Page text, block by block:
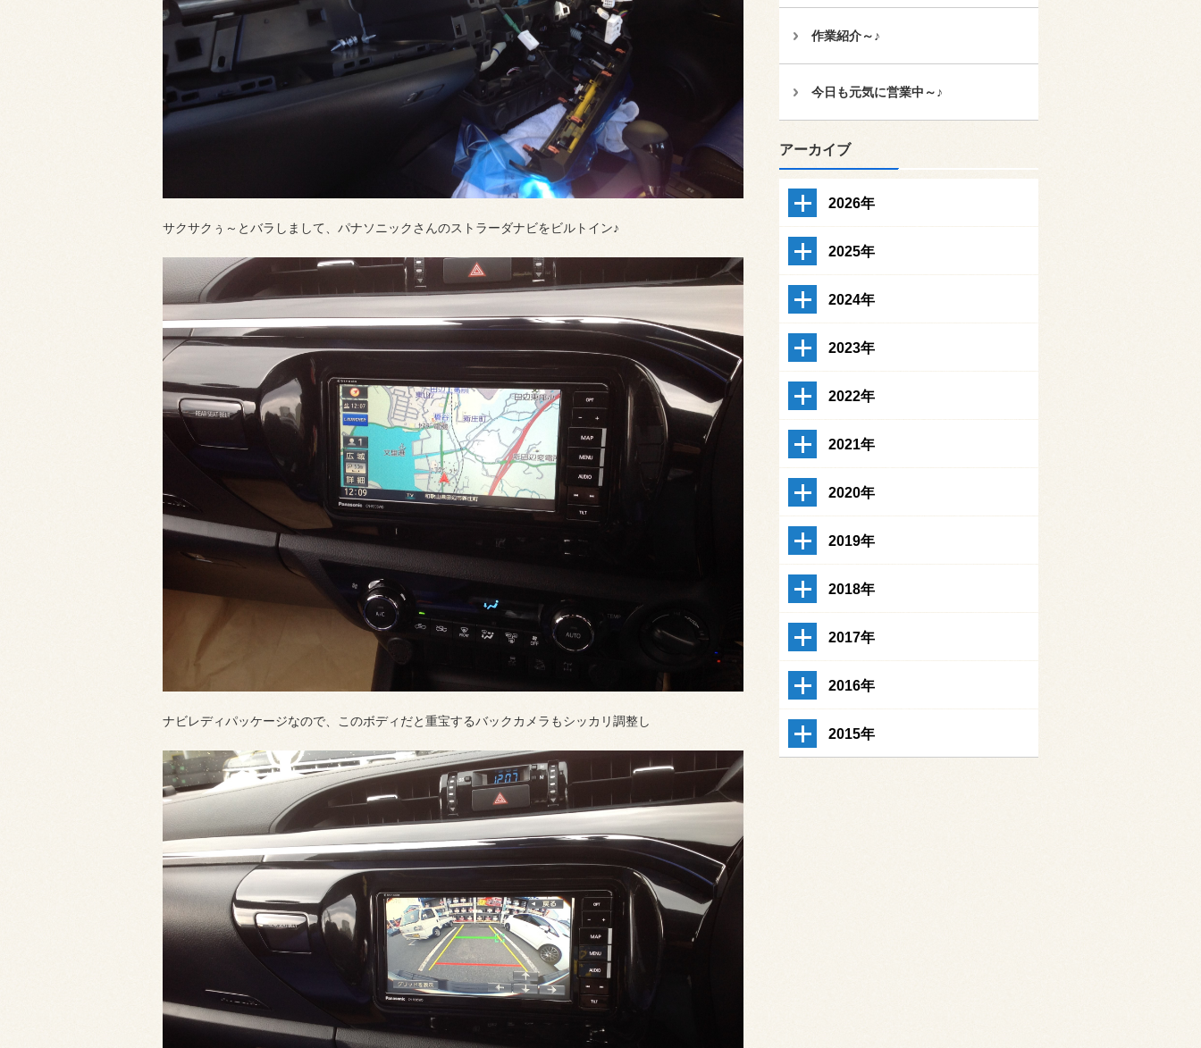
サクサクぅ～とバラしまして、パナソニックさんのストラーダナビをビルトイン♪
ナビレディパッケージなので、このボディだと重宝するバックカメラもシッカリ調整し
作業紹介～♪
今日も元気に営業中～♪
アーカイブ
2026年
2025年
2024年
2023年
2022年
2021年
2020年
2019年
2018年
2017年
2016年
2015年